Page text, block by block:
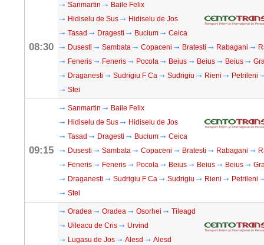
08:30
Sanmartin
Baile Felix
Hidiselu de Sus
Hidiselu de Jos
Tasad
Dragesti Bucium
Ceica
Dusesti
Sambata Copaceni Bratesti Rabagani
Feneris
Feneris Pocola Beius Beius Beius
Draganesti
Sudrigiu F Ca Sudrigiu Rieni
Petrileni
Stei
09:15
Sanmartin
Baile Felix
Hidiselu de Sus
Hidiselu de Jos
Tasad
Dragesti Bucium
Ceica
Dusesti
Sambata Copaceni Bratesti Rabagani
Feneris
Feneris Pocola Beius Beius Beius
Draganesti
Sudrigiu F Ca Sudrigiu Rieni
Petrileni
Stei
Oradea Oradea Osorhei
Tileagd
Uileacu de Cris
Urvind
Lugasu de Jos
Alesd
Alesd